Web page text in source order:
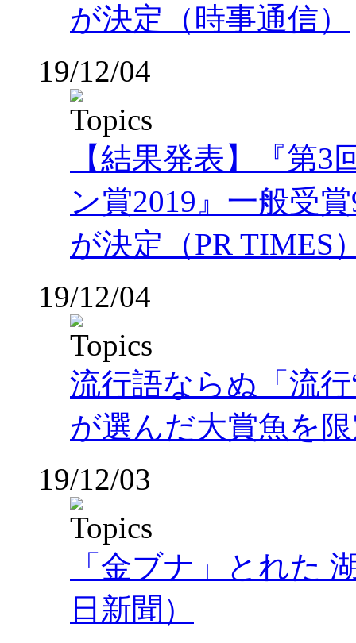
が決定（時事通信）
19/12/04
【結果発表】『第
ン賞2019』一般受
が決定（PR TIMES
19/12/04
流行語ならぬ「流
が選んだ大賞魚を
19/12/03
「金ブナ」とれた
日新聞）